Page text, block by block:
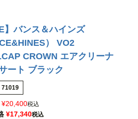
】バンス＆ハインズ
） VO2
CROWN エアクリーナ
ート ブラック
71019
¥20,400税込
¥17,340税込